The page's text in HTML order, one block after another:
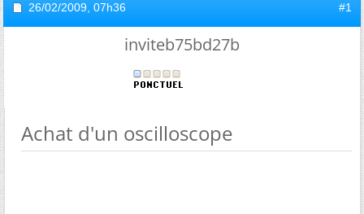
26/02/2009, 07h36 #1
inviteb75bd27b
Achat d'un oscilloscope